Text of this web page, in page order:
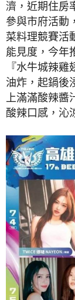
濟，近期住房
參與市府活動
菜料理競賽活
能見度，今年
『水牛城辣
油炸，起鍋後
上滿滿酸辣醬
酸辣口感，沁